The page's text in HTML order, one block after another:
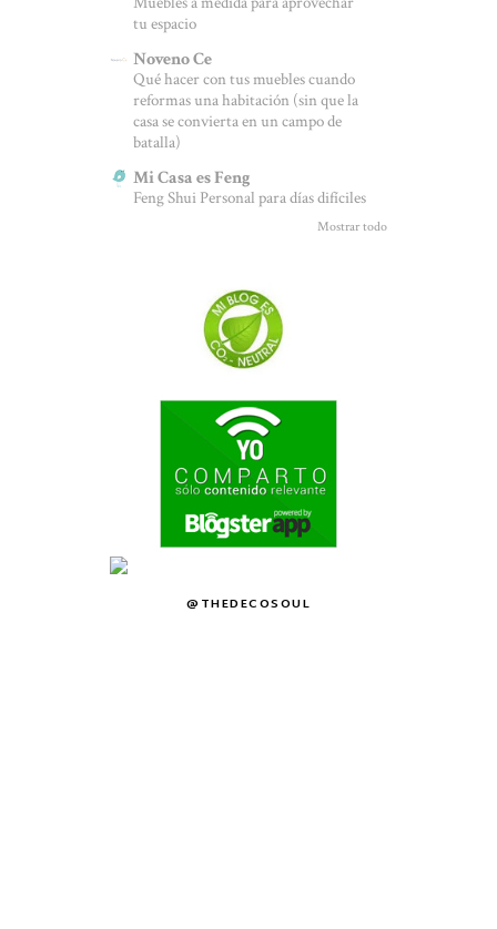
tu espacio
Noveno Ce
Qué hacer con tus muebles cuando
reformas una habitación (sin que la
casa se convierta en un campo de
batalla)
Mi Casa es Feng
Feng Shui Personal para días difíciles
Mostrar todo
@THEDECOSOUL